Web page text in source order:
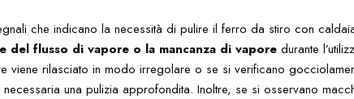
che indicano la necessità di pulire il ferro da stiro con
del flusso di vapore o la mancanza di vapore durante
viene rilasciato in modo irregolare o se si verificano
una pulizia approfondita. Inoltre, se si osservano